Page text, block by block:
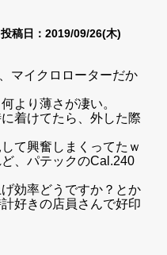
投稿日：2019/09/26(木)
マイクロローターだか
より薄さが凄い。
着けてたら、外した際
て興奮しまくってたｗ
、パテックのCal.240
効率どうですか？とか
好きの店員さんで好印